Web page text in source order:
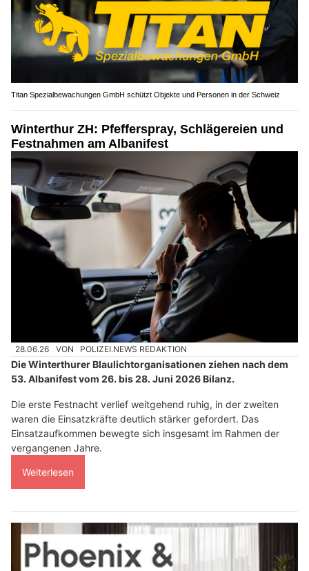
Titan Spezialbewachungen GmbH schützt Objekte und Personen in der Schweiz
Winterthur ZH: Pfefferspray, Schlägereien und
Festnahmen am Albanifest
28.06.26 VON POLIZEI.NEWS REDAKTION
Die Winterthurer Blaulichtorganisationen ziehen nach dem
53. Albanifest vom 26. bis 28. Juni 2026 Bilanz.
Die erste Festnacht verlief weitgehend ruhig, in der zweiten
waren die Einsatzkräfte deutlich stärker gefordert. Das
Einsatzaufkommen bewegte sich insgesamt im Rahmen der
vergangenen Jahre.
Weiterlesen